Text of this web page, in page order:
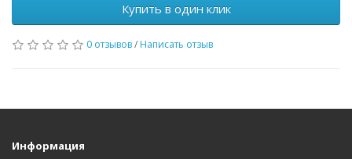
Купить в один клик
0 отзывов/ Написать отзыв
Информация